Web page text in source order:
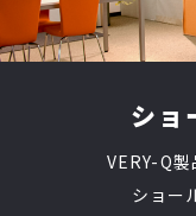
ショ
VERY-Q
ショー